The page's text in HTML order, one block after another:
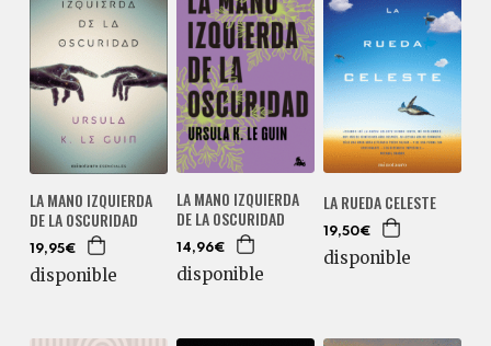
LA MANO IZQUIERDA
DE LA OSCURIDAD
19,95€
disponible
LA MANO IZQUIERDA
DE LA OSCURIDAD
14,96€
disponible
LA RUEDA CELESTE
19,50€
disponible